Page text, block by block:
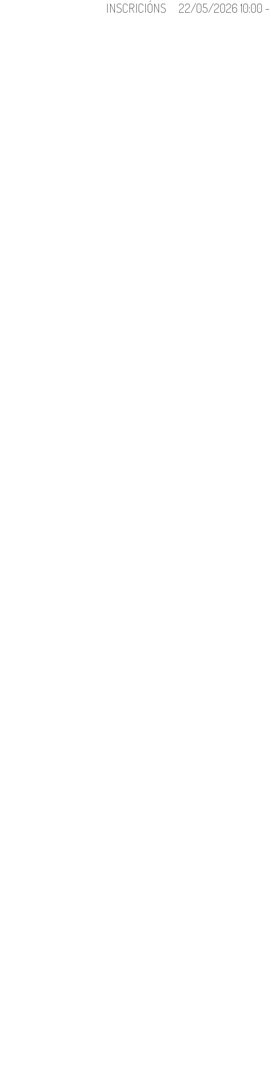
INSCRICIÓNS 22/05/2026 10:00